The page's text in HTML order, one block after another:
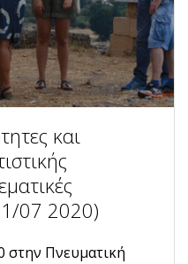
και
07 2020)
στην Πνευματική